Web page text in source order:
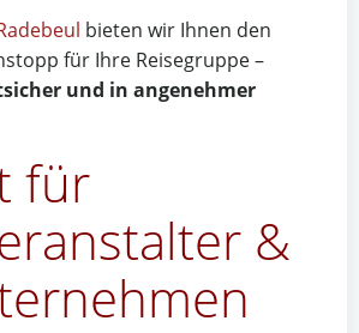
bieten wir Ihnen den
für Ihre Reisegruppe –
und in angenehmer
für
&